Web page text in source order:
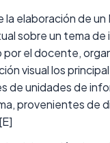
la elaboración de un
sobre un tema de
por el docente,
visual los
de unidades de
provenientes de